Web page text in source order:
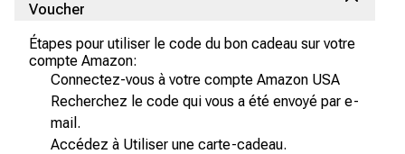
Voucher
Étapes pour utiliser le code du bon cadeau sur votre
compte Amazon:
Connectez-vous à votre compte Amazon USA
Recherchez le code qui vous a été envoyé par e-
mail.
Accédez à Utiliser une carte-cadeau.